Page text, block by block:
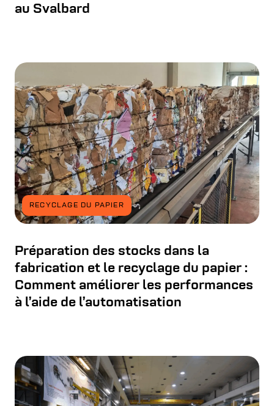
au Svalbard
RECYCLAGE DU PAPIER
Préparation des stocks dans la
fabrication et le recyclage du papier :
Comment améliorer les performances
à l’aide de l’automatisation